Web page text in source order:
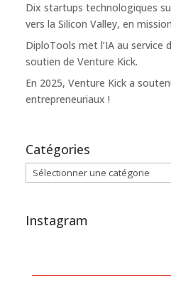
Dix startups technologiques
vers la Silicon Valley, en
DiploTools met l’IA au service
soutien de Venture Kick.
En 2025, Venture Kick a
entrepreneuriaux !
Catégories
Catégories
Instagram